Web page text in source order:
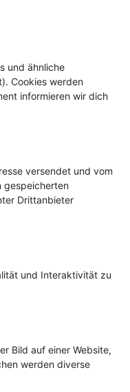
und ähnliche
Cookies werden
informieren wir dich
versendet und vom
gespeicherten
Drittanbieter
und Interaktivität zu
Bild auf einer Website,
werden diverse